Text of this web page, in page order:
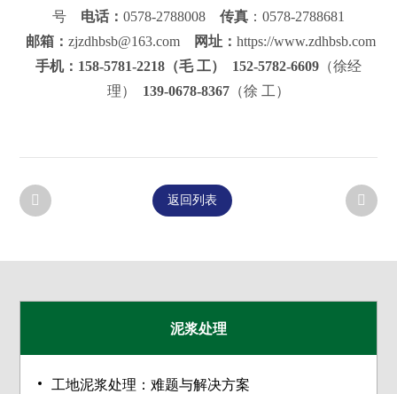
号 电话： 0578-2788008 传真 ：0578-2788681
邮箱： zjzdhbsb@163.com 网址： https://www.zdhbsb.com
手机：158-5781-2218（毛 工）
152-5782-6609 （徐经
理） 139-0678-8367 （徐 工）
返回列表
泥浆处理
工地泥浆处理：难题与解决方案